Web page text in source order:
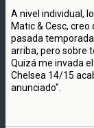
A nivel individual,
Matic & Cesc,
pasada
arriba, pero sobre
Quizá me invada
Chelsea 14/15
anunciado".